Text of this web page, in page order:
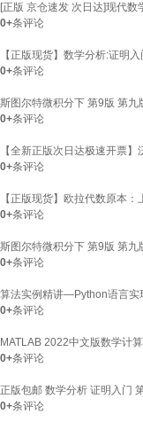
[正版 京仓速发 次日达]现代
0+条评论
【正版现货】数学分析:证明
0+条评论
斯图尔特微积分下 第9版 第
0+条评论
【全新正版次日达极速开票
0+条评论
【正版现货】欧拉代数原本
0+条评论
斯图尔特微积分下 第9版 第
0+条评论
算法实例精讲—Python语言实
0+条评论
MATLAB 2022中文版数学计
0+条评论
正版包邮 数学分析 证明入门
0+条评论